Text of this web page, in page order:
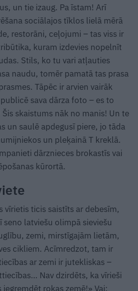
un tie izaug. Pa īstam! Arī
sociālajos tīklos lielā mērā
restorāni, ceļojumi – tas viss ir
kuram izdevies nopelnīt
Stils, ko tu vari atļauties
naudu, tomēr pamatā tas prasa
Tāpēc ir arvien vairāk
sava dārza foto – es to
skaistums nāk no manis! Un te
un saulē apdegusī piere, jo tāda
un pleķainā T kreklā.
dārznieces brokastīs vai
kūrortā.
vīrietis ticis saistīts ar debesīm,
seno latviešu olimpā sieviešu
zemi, mirstīgajām lietām,
cikliem. Acīmredzot, tam ir
ar zemi ir jutekliskas –
Nav dzirdēts, ka vīrieši
rokas zemē!» Vai: